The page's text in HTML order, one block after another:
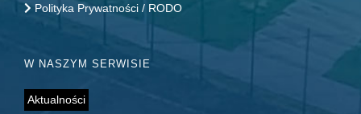
Polityka Prywatności / RODO
W NASZYM SERWISIE
Aktualności